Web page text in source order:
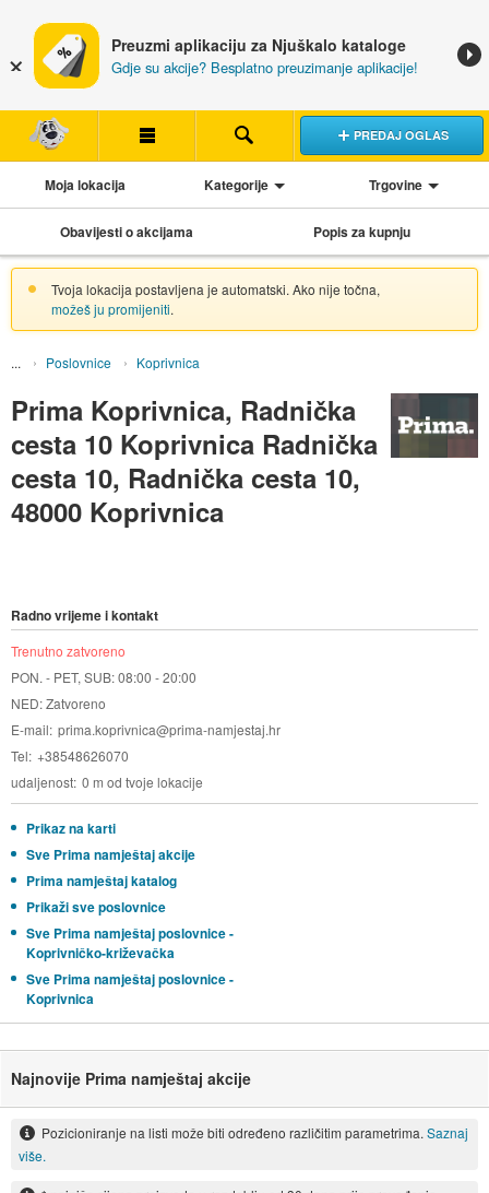
Preuzmi aplikaciju za Njuškalo kataloge
Gdje su akcije? Besplatno preuzimanje aplikacije!
PREDAJ OGLAS
Moja lokacija Kategorije Trgovine
Obavijesti o akcijama Popis za kupnju
Tvoja lokacija postavljena je automatski. Ako nije točna,
možeš ju promijeniti.
Poslovnice Koprivnica
Prima Koprivnica, Radnička
cesta 10 Koprivnica Radnička
cesta 10, Radnička cesta 10,
48000 Koprivnica
Radno vrijeme i kontakt
Trenutno zatvoreno
PON. - PET, SUB: 08:00 - 20:00
NED: Zatvoreno
E-mail prima.koprivnica@prima-namjestaj.hr
Tel +38548626070
udaljenost 0 m od tvoje lokacije
Prikaz na karti
Sve Prima namještaj akcije
Prima namještaj katalog
Prikaži sve poslovnice
Sve Prima namještaj poslovnice -
Koprivničko-križevačka
Sve Prima namještaj poslovnice -
Koprivnica
Najnovije Prima namještaj akcije
Pozicioniranje na listi može biti određeno različitim parametrima. Saznaj
više.